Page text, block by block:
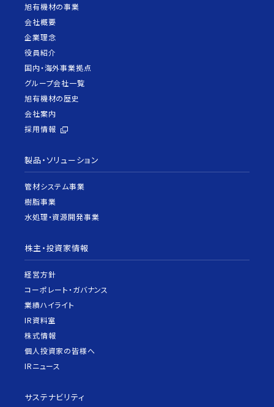
旭有機材の事業
会社概要
企業理念
役員紹介
国内・海外事業拠点
グループ会社一覧
旭有機材の歴史
会社案内
採用情報
製品・ソリューション
管材システム事業
樹脂事業
水処理・資源開発事業
株主・投資家情報
経営方針
コーポレート・ガバナンス
業績ハイライト
IR資料室
株式情報
個人投資家の皆様へ
IRニュース
サステナビリティ